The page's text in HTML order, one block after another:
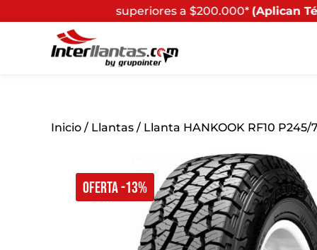
superiores a $200.000*(Aplican Términos y
OFERTA -13%
Inicio / Llantas / Llanta HANKOOK RF10 P245/